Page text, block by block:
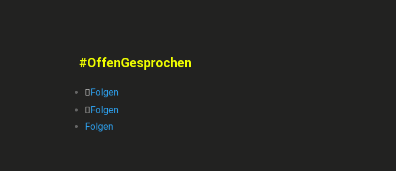
#OffenGesprochen
Folgen
Folgen
Folgen